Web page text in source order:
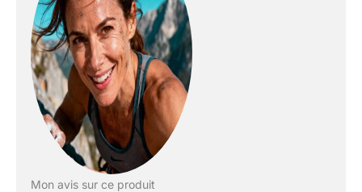
Mon avis sur ce produit